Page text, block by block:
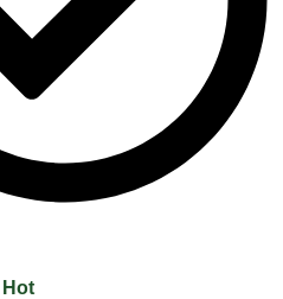
Hot